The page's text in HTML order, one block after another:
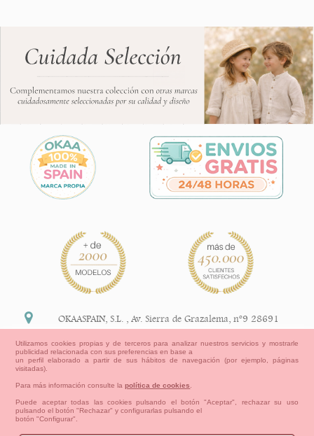
Información Legal
OKAASPAIN, S.L. ,Av. Sierra de Grazalema, nº9 28691
+34 91 113 89 09
Utilizamos cookies propias y de terceros para analizar nuestros servicios y mostrarle
publicidad relacionada con sus preferencias en base a
un perfil elaborado a partir de sus hábitos de navegación (por ejemplo, páginas
visitadas).
Para más información consulte lapolítica de cookies
Puede aceptar todas las cookies pulsando el botón "Aceptar", rechazar su uso
pulsando el botón "Rechazar" y configurarlas pulsando el
botón "Configurar".